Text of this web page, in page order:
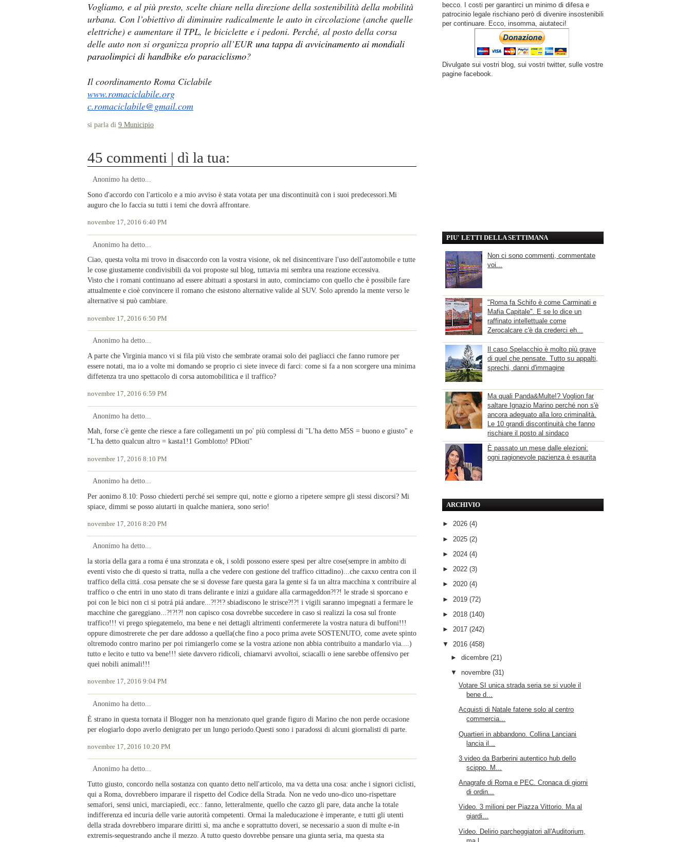
Vogliamo, e al più presto, scelte chiare nella direzione della sostenibilità della mobilità
urbana. Con l’obiettivo di diminuire radicalmente le auto in circolazione (anche quelle
elettriche) e aumentare il TPL, le biciclette e i pedoni. Perché, al posto della corsa
delle auto non si organizza proprio all’EUR una tappa di avvicinamento ai mondiali
paraolimpici di handbike e/o paraciclismo?
Il coordinamento Roma Ciclabile
www.romaciclabile.org
c.romaciclabile@gmail.com
si parla di 9 Municipio
45 commenti | dì la tua:
Anonimo ha detto...
Sono d'accordo con l'articolo e a mio avviso è stata votata per una discontinuità con i suoi predecessori.Mi
auguro che lo faccia su tutti i temi che dovrà affrontare.
novembre 17, 2016 6:40 PM
Anonimo ha detto...
Ciao, questa volta mi trovo in disaccordo con la vostra visione, ok nel disincentivare l'uso dell'automobile e tutte
le cose giustamente condivisibili da voi proposte sul blog, tuttavia mi sembra una reazione eccessiva.
Visto che i romani continuano ad essere abituati a spostarsi in auto, cominciamo con quello che è possibile fare
attualmente e cioè convincere il romano che esistono alternative valide al SUV. Solo aprendo la mente verso le
alternative si può cambiare.
novembre 17, 2016 6:50 PM
Anonimo ha detto...
A parte che Virginia manco vi si fila più visto che sembrate oramai solo dei pagliacci che fanno rumore per
essere notati, ma io a volte mi domando se proprio ci siete invece di farci: come si fa a non scorgere una minima
diffetenza tra uno spettacolo di corsa automobilitica e il traffico?
novembre 17, 2016 6:59 PM
Anonimo ha detto...
Mah, forse c'è gente che riesce a fare collegamenti un po' più complessi di "L'ha detto M5S = buono e giusto" e
"L'ha detto qualcun altro = kasta1!1 Gomblotto! PDioti"
novembre 17, 2016 8:10 PM
Anonimo ha detto...
Per aonimo 8.10: Posso chiederti perché sei sempre qui, notte e giorno a ripetere sempre gli stessi discorsi? Mi
spiace, dimmi se posso aiutarti in qualche maniera, sono serio!
novembre 17, 2016 8:20 PM
Anonimo ha detto...
la storia della gara a roma é una stronzata e ok, i soldi possono essere spesi per altre cose(sempre in ambito di
eventi visto che di questo si tratta, nulla a che vedere con gestione del traffico cittadino)...che caxxo centra con il
traffico della cittá..cosa pensate che se si dovesse fare questa gara la gente si fa un altra macchina x contribuire al
traffico o che entri in uno stato di trans delirante e inizi a guidare alla carmageddon?!?! le strade si sporcano e
poi con le bici non ci si potrá piá andare...?!?!? sbiadiscono le strisce?!?! i vigili saranno impegnati a fermare le
macchine che gareggiano...?!?!?! non capisco cosa dovrebbe succedere in caso si realizzi la cosa sul fronte
traffico!!! vi prego spiegatemelo, ma bene e nei dettagli altrimenti confermerete la vostra natura di buffoni!!!
oppure dimostrerete che per dare addosso a quella(che fino a poco prima avete SOSTENUTO, come avete spinto
oltremodo contro marino per poi rimiangerlo come se la vostra azione non abbia contribuito a mandarlo via....)
tutto e lecito e tutto va bene!!! siete davvero ridicoli, chiamarvi avvoltoi, sciacalli o iene sarebbe offensivo per
quei nobili animali!!!
novembre 17, 2016 9:04 PM
Anonimo ha detto...
È strano in questa tornata il Blogger non ha menzionato quel grande figuro di Marino che non perde occasione
per elogiarlo dopo averlo denigrato per un lungo periodo.Questi sono i paradossi di alcuni giornalisti di parte.
novembre 17, 2016 10:20 PM
Anonimo ha detto...
Tutto giusto, concordo nella sostanza con quanto detto nell'articolo, ma va detta una cosa: anche i signori ciclisti,
qui a Roma, dovrebbero imparare il rispetto del Codice della Strada. Non ne vedo uno-dico uno-rispettare
semafori, sensi unici, marciapiedi, ecc.: fanno, letteralmente, quello che cazzo gli pare, data anche la totale
indifferenza ed incuria delle varie autorità competenti. Ormai la maleducazione è imperante, e tutti gli utenti
della strada dovrebbero imparare diritti sì, ma anche e soprattutto doveri, se necessario a suon di multe e-in
extremis-sequestrando anche il mezzo. A tutto questo dovrebbe pensare una giunta seria, ma questa sta
becco. I costi per garantirci un minimo di difesa e
patrocinio legale rischiano però di divenire insostenibili
per continuare. Ecco, insomma, aiutateci!
Divulgate sui vostri blog, sui vostri twitter, sulle vostre
pagine facebook.
PIU' LETTI DELLA SETTIMANA
Non ci sono commenti, commentate
voi...
"Roma fa Schifo è come Carminati e
Mafia Capitale". E se lo dice un
raffinato intellettuale come
Zerocalcare c'è da crederci eh...
Il caso Spelacchio è molto più grave
di quel che pensate. Tutto su appalti,
sprechi, danni d'immagine
Ma quali Panda&Multe!? Voglion far
saltare Ignazio Marino perché non s'è
ancora adeguato alla loro criminalità.
Le 10 grandi discontinuità che fanno
rischiare il posto al sindaco
È passato un mese dalle elezioni:
ogni ragionevole pazienza è esaurita
ARCHIVIO
► 2026 (4)
► 2025 (2)
► 2024 (4)
► 2022 (3)
► 2020 (4)
► 2019 (72)
► 2018 (140)
► 2017 (242)
▼ 2016 (458)
► dicembre (21)
▼ novembre (31)
Votare SI unica strada seria se si vuole il
bene d...
Acquisti di Natale fatene solo al centro
commercia...
Quartieri in abbandono. Collina Lanciani
lancia il...
3 video da Barberini autentico hub dello
scippo. M...
Anagrafe di Roma e PEC. Cronaca di giorni
di ordin...
Video. 3 milioni per Piazza Vittorio. Ma al
giardi...
Video. Delirio parcheggiatori all'Auditorium,